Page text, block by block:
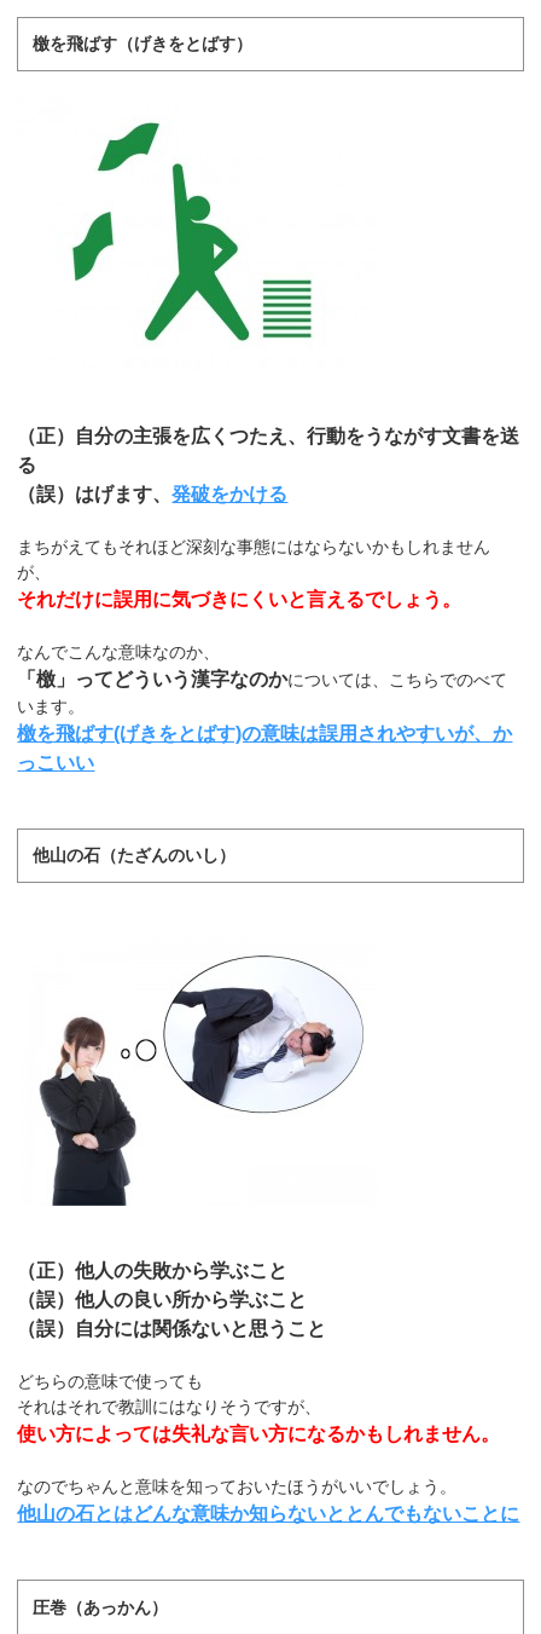
檄を飛ばす（げきをとばす）
（正）自分の主張を広くつたえ、行動をうながす文書を送
る
（誤）はげます、発破をかける
まちがえてもそれほど深刻な事態にはならないかもしれません
が、
それだけに誤用に気づきにくいと言えるでしょう。
なんでこんな意味なのか、
「檄」ってどういう漢字なのかについては、こちらでのべて
います。
檄を飛ばす(げきをとばす)の意味は誤用されやすいが、か
っこいい
他山の石（たざんのいし）
（正）他人の失敗から学ぶこと
（誤）他人の良い所から学ぶこと
（誤）自分には関係ないと思うこと
どちらの意味で使っても
それはそれで教訓にはなりそうですが、
使い方によっては失礼な言い方になるかもしれません。
なのでちゃんと意味を知っておいたほうがいいでしょう。
他山の石とはどんな意味か知らないととんでもないことに
圧巻（あっかん）